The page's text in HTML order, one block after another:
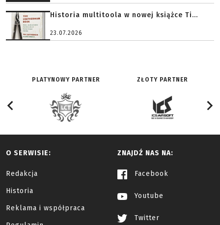
Historia multitoola w nowej książce Ti...
23.07.2026
PLATYNOWY PARTNER ZŁOTY PARTNER
O SERWISIE:
Redakcja
Historia
Reklama i współpraca
ZNAJDŹ NAS NA:
Facebook
Youtube
Twitter